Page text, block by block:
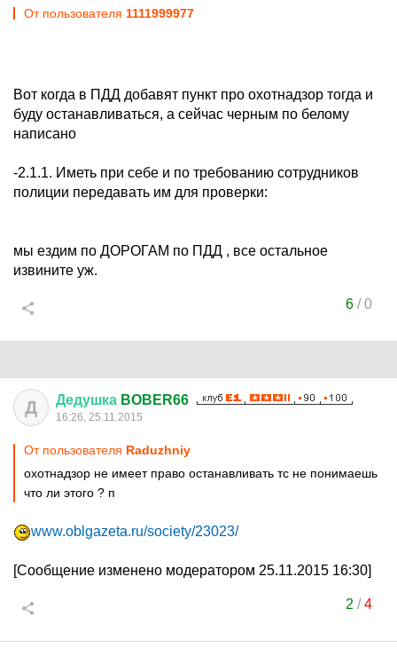
От пользователя 1111999977
Вот когда в ПДД добавят пункт про охотнадзор тогда и
буду останавливаться, а сейчас черным по белому
написано
-2.1.1. Иметь при себе и по требованию сотрудников
полиции передавать им для проверки:
мы ездим по ДОРОГАМ по ПДД , все остальное
извините уж.
6/0
Д Дедушка BOBER66
16:26, 25.11.2015
От пользователя Raduzhniy
охотнадзор не имеет право останавливать тс не понимаешь
что ли этого ? п
www.oblgazeta.ru/society/23023/
[Сообщение изменено модератором 25.11.2015 16:30]
2 /4